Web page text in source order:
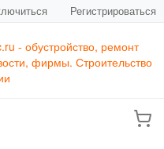
Регистрироваться